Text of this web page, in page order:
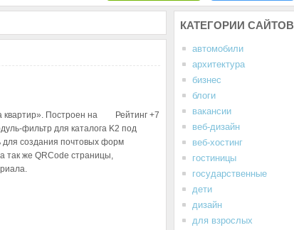
Рейтинг +7
квартир». Построен на
фильтр для каталога K2 под
для создания почтовых форм
так же QRCode страницы,
КАТЕГОРИИ САЙТОВ
автомобили
архитектура
бизнес
блоги
вакансии
веб-дизайн
веб-хостинг
гостиницы
государственные
дети
дизайн
для взрослых